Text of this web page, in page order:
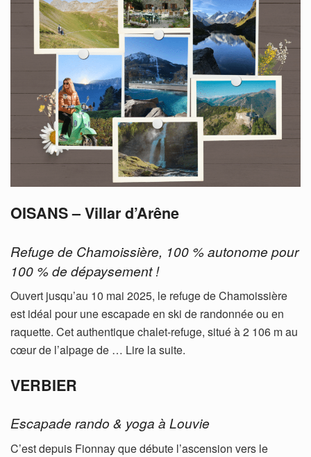
OISANS – Villar d’Arêne
Refuge de Chamoissière, 100 % autonome pour
100 % de dépaysement !
Ouvert jusqu’au 10 mai 2025, le refuge de Chamoissière
est idéal pour une escapade en ski de randonnée ou en
raquette. Cet authentique chalet-refuge, situé à 2 106 m au
cœur de l’alpage de … Lire la suite.
VERBIER
Escapade rando & yoga à Louvie
C’est depuis Fionnay que débute l’ascension vers le